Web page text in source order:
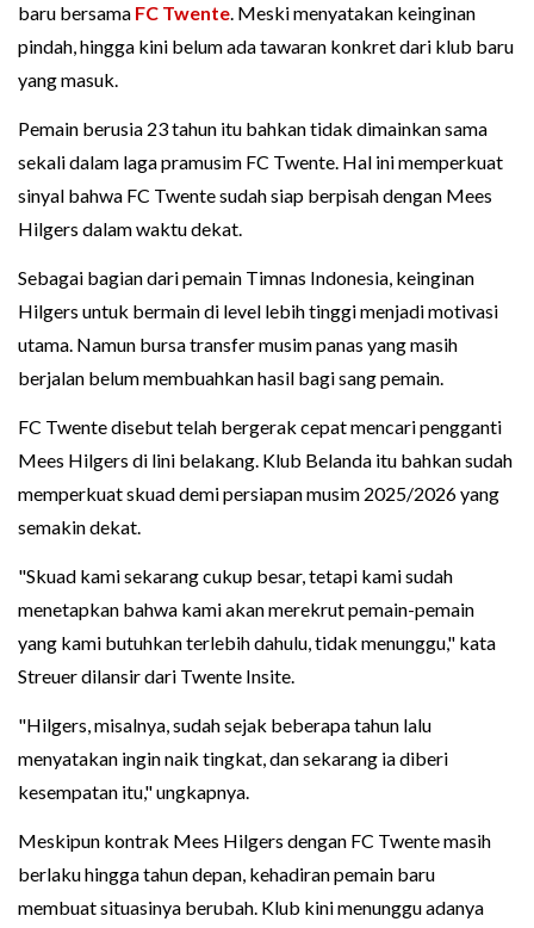
baru bersama FC Twente. Meski menyatakan keinginan
pindah, hingga kini belum ada tawaran konkret dari klub baru
yang masuk.
Pemain berusia 23 tahun itu bahkan tidak dimainkan sama
sekali dalam laga pramusim FC Twente. Hal ini memperkuat
sinyal bahwa FC Twente sudah siap berpisah dengan Mees
Hilgers dalam waktu dekat.
Sebagai bagian dari pemain Timnas Indonesia, keinginan
Hilgers untuk bermain di level lebih tinggi menjadi motivasi
utama. Namun bursa transfer musim panas yang masih
berjalan belum membuahkan hasil bagi sang pemain.
FC Twente disebut telah bergerak cepat mencari pengganti
Mees Hilgers di lini belakang. Klub Belanda itu bahkan sudah
memperkuat skuad demi persiapan musim 2025/2026 yang
semakin dekat.
"Skuad kami sekarang cukup besar, tetapi kami sudah
menetapkan bahwa kami akan merekrut pemain-pemain
yang kami butuhkan terlebih dahulu, tidak menunggu," kata
Streuer dilansir dari Twente Insite.
"Hilgers, misalnya, sudah sejak beberapa tahun lalu
menyatakan ingin naik tingkat, dan sekarang ia diberi
kesempatan itu," ungkapnya.
Meskipun kontrak Mees Hilgers dengan FC Twente masih
berlaku hingga tahun depan, kehadiran pemain baru
membuat situasinya berubah. Klub kini menunggu adanya